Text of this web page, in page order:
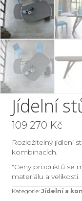
Jídelní
109 270 Kč
Rozložitelný jídlení
kombinacích.
*Ceny produktů se
materiálu a velikosti.
Kategorie: Jídelní a